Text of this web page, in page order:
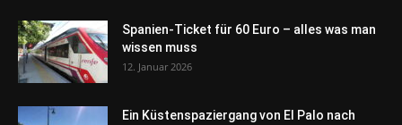
Spanien-Ticket für 60 Euro – alles was man
wissen muss
12. Januar 2026
Ein Küstenspaziergang von El Palo nach